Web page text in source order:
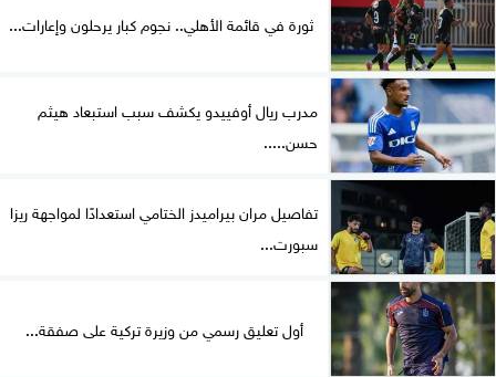
ثورة في قائمة الأهلي.. نجوم كبار يرحلون وإعارات...
مدرب ريال أوفييدو يكشف سبب استبعاد هيثم
حسن.....
تفاصيل مران بيراميدز الختامي استعدادًا لمواجهة ريزا
سبورت...
أول تعليق رسمي من وزيرة تركية على صفقة...